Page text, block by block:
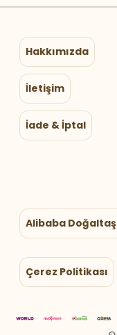
Hakkımızda
İletişim
İade & İptal
Alibaba
Çerez Politikası